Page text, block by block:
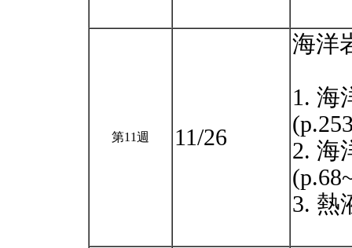
第11週 11/26
海洋
1. 海
2. 海
3. 熱